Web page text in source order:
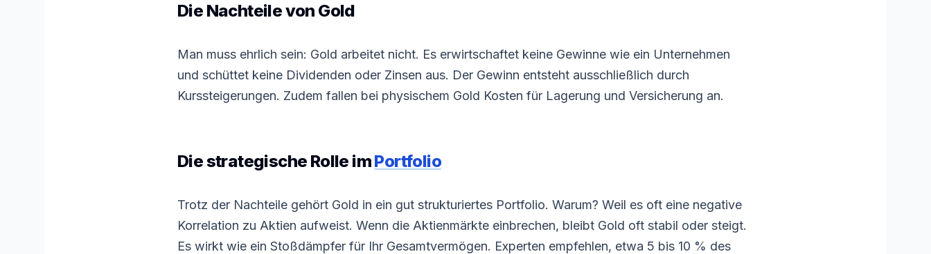
Die Nachteile von Gold
Man muss ehrlich sein: Gold arbeitet nicht. Es erwirtschaftet keine Gewinne wie ein Unternehmen
und schüttet keine Dividenden oder Zinsen aus. Der Gewinn entsteht ausschließlich durch
Kurssteigerungen. Zudem fallen bei physischem Gold Kosten für Lagerung und Versicherung an.
Die strategische Rolle imPortfolio
Trotz der Nachteile gehört Gold in ein gut strukturiertes Portfolio. Warum? Weil es oft eine negative
Korrelation zu Aktien aufweist. Wenn die Aktienmärkte einbrechen, bleibt Gold oft stabil oder steigt.
Es wirkt wie ein Stoßdämpfer für Ihr Gesamtvermögen. Experten empfehlen, etwa 5 bis 10 % des